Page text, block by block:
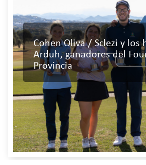
Cohen Oliva / Sclezi y los
Arduh, ganadores del
Provincia